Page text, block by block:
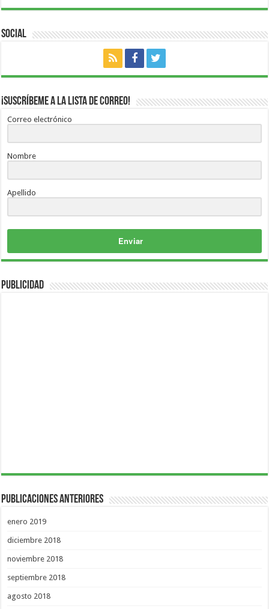
Social
¡Suscríbeme a la lista de correo!
Correo electrónico
Nombre
Apellido
Publicidad
Publicaciones Anteriores
enero 2019
diciembre 2018
noviembre 2018
septiembre 2018
agosto 2018